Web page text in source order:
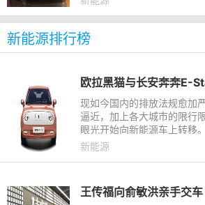
新能源排行榜
现如今国内的排放法规愈加
逼近，加上各大城市的限行
眼光开始向新能源车上转移
也在飞速发展，从微型车到
新能源